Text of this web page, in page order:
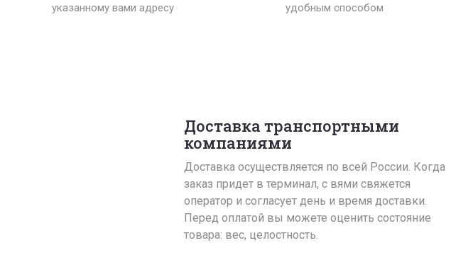
указанному вами адресу
удобным способом
Доставка транспортными
компаниями
Доставка осуществляется по всей России. Когда
заказ придет в терминал, с вями свяжется
оператор и согласует день и время доставки.
Перед оплатой вы можете оценить состояние
товара: вес, целостность.